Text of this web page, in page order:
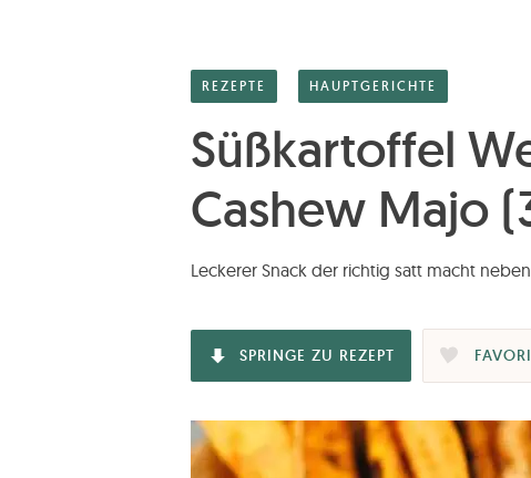
REZEPTE HAUPTGERICHTE
Süßkartoffel
Cashew Majo
Leckerer Snack der richtig satt macht
SPRINGE ZU REZEPT